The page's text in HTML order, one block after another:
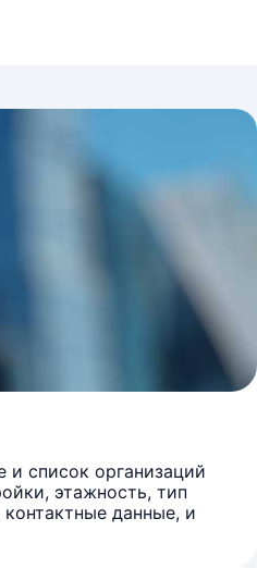
список организаций
этажность, тип
данные, и